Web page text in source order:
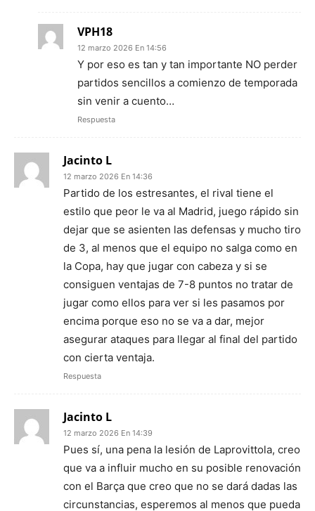
VPH18
12 marzo 2026 En 14:56
Y por eso es tan y tan importante NO perder
partidos sencillos a comienzo de temporada
sin venir a cuento…
Respuesta
Jacinto L
12 marzo 2026 En 14:36
Partido de los estresantes, el rival tiene el
estilo que peor le va al Madrid, juego rápido sin
dejar que se asienten las defensas y mucho tiro
de 3, al menos que el equipo no salga como en
la Copa, hay que jugar con cabeza y si se
consiguen ventajas de 7-8 puntos no tratar de
jugar como ellos para ver si les pasamos por
encima porque eso no se va a dar, mejor
asegurar ataques para llegar al final del partido
con cierta ventaja.
Respuesta
Jacinto L
12 marzo 2026 En 14:39
Pues sí, una pena la lesión de Laprovittola, creo
que va a influir mucho en su posible renovación
con el Barça que creo que no se dará dadas las
circunstancias, esperemos al menos que pueda